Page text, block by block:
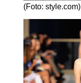
(Foto: style.com)